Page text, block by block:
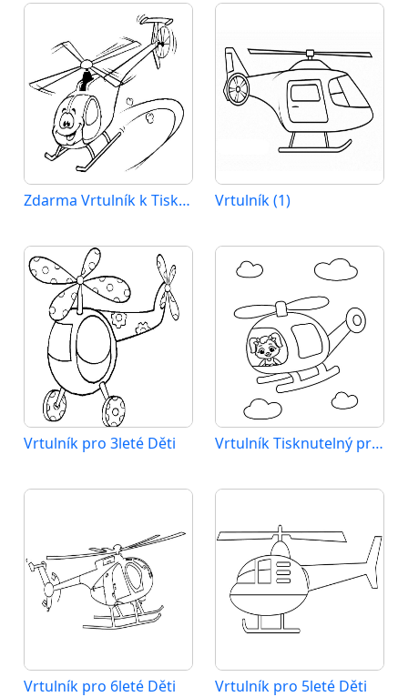
Zdarma Vrtulník k Tisku pro Děti Vrtulník (1)
Vrtulník pro 3leté Děti Vrtulník Tisknutelný pro Děti
Vrtulník pro 6leté Děti Vrtulník pro 5leté Děti